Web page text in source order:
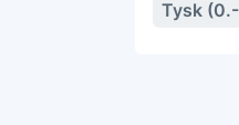
Tysk